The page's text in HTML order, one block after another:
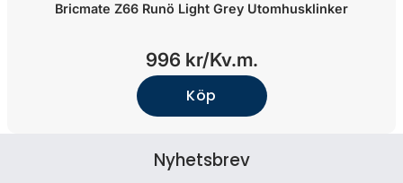
Bricmate Z66 Runö Light Grey Utomhusklinker
996 kr/Kv.m.
Köp
Nyhetsbrev